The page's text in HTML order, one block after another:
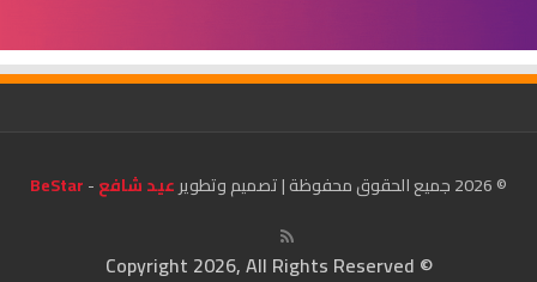
© 2026 جميع الحقوق محفوظة | تصميم وتطوير عيد شافع-
BeStar
© Copyright 2026, All Rights Reserved